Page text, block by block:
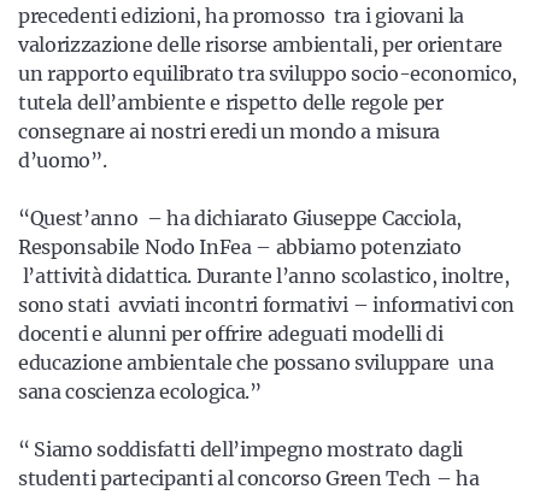
precedenti edizioni, ha promosso tra i giovani la
valorizzazione delle risorse ambientali, per orientare
un rapporto equilibrato tra sviluppo socio-economico,
tutela dell’ambiente e rispetto delle regole per
consegnare ai nostri eredi un mondo a misura
d’uomo”.
“Quest’anno – ha dichiarato Giuseppe Cacciola,
Responsabile Nodo InFea – abbiamo potenziato
l’attività didattica. Durante l’anno scolastico, inoltre,
sono stati avviati incontri formativi – informativi con
docenti e alunni per offrire adeguati modelli di
educazione ambientale che possano sviluppare una
sana coscienza ecologica.”
“ Siamo soddisfatti dell’impegno mostrato dagli
studenti partecipanti al concorso Green Tech – ha